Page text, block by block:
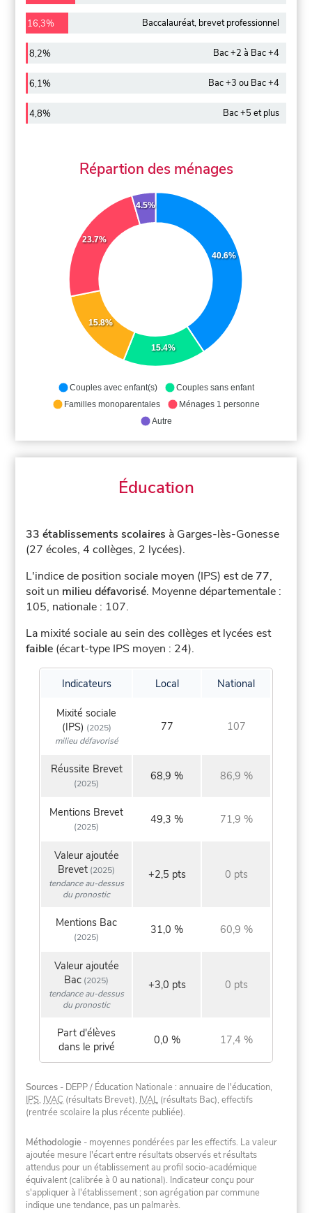
16,3% Baccalauréat, brevet professionnel
8,2% Bac +2 à Bac +4
6,1% Bac +3 ou Bac +4
4,8% Bac +5 et plus
Répartion des ménages
40.6%
15.4%
15.8%
23.7%
4.5%
Couples avec enfant(s)
Couples sans enfant
Familles monoparentales
Ménages 1 personne
Autre
Éducation
33 établissements scolaires à Garges-lès-Gonesse
(27 écoles, 4 collèges, 2 lycées).
L'indice de position sociale moyen (IPS) est de 77,
soit un milieu défavorisé. Moyenne départementale :
105, nationale : 107.
La mixité sociale au sein des collèges et lycées est
faible (écart-type IPS moyen : 24).
Indicateurs Local National
Mixité sociale
(IPS) (2025)
milieu défavorisé
77 107
Réussite Brevet
(2025)
68,9 % 86,9 %
Mentions Brevet
(2025)
49,3 % 71,9 %
Valeur ajoutée
Brevet (2025)
tendance au-dessus
du pronostic
+2,5 pts 0 pts
Mentions Bac
(2025)
31,0 % 60,9 %
Valeur ajoutée
Bac (2025)
tendance au-dessus
du pronostic
+3,0 pts 0 pts
Part d'élèves
dans le privé
0,0 % 17,4 %
Sources - DEPP / Éducation Nationale : annuaire de l'éducation,
IPS, IVAC (résultats Brevet), IVAL (résultats Bac), effectifs
(rentrée scolaire la plus récente publiée).
Méthodologie - moyennes pondérées par les effectifs. La valeur
ajoutée mesure l'écart entre résultats observés et résultats
attendus pour un établissement au profil socio-académique
équivalent (calibrée à 0 au national). Indicateur conçu pour
s'appliquer à l'établissement ; son agrégation par commune
indique une tendance, pas un palmarès.